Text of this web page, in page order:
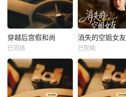
热播
未知
穿越后宫假和尚
已完结
热播
未知
消失的空姐女友
已完结